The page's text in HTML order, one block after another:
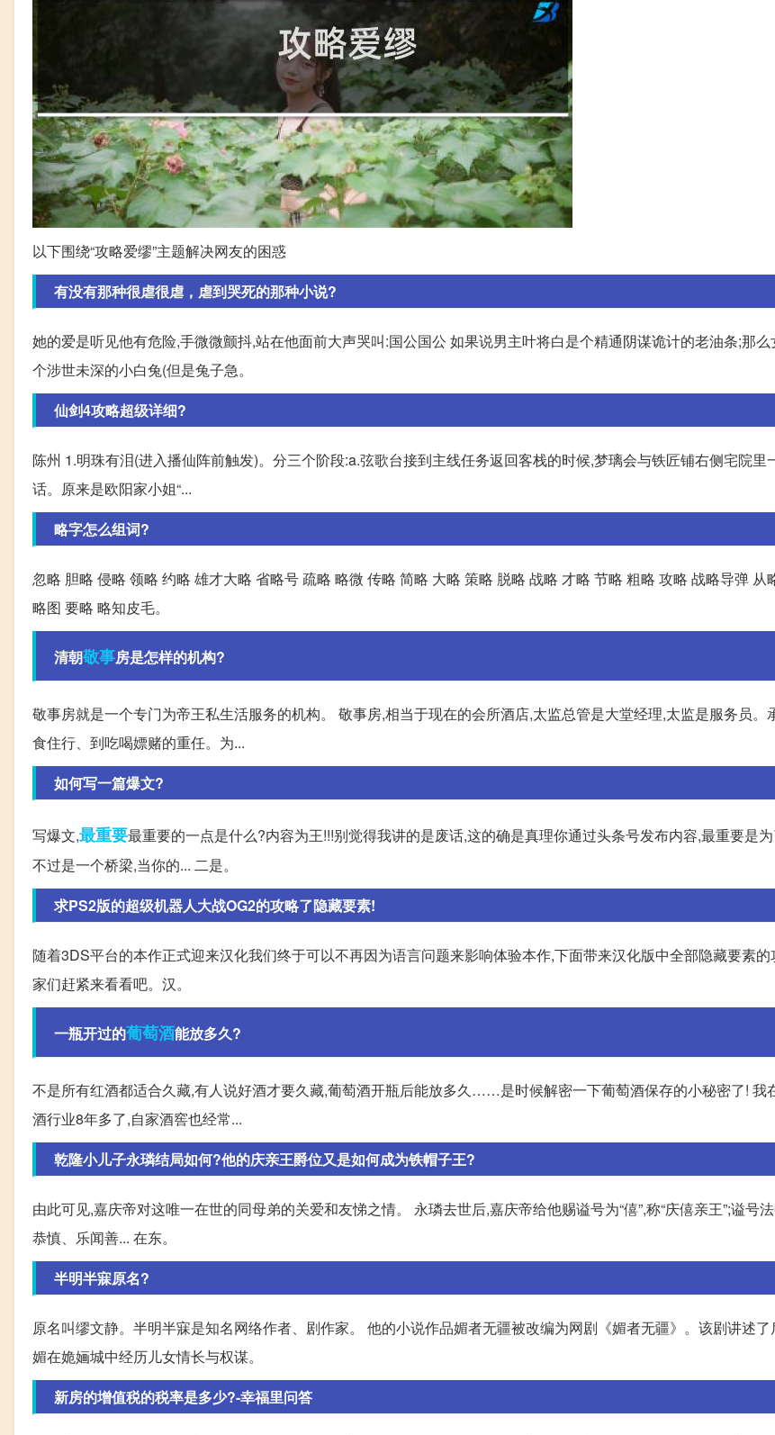
以下围绕“攻略爱缪”主题解决网友的困惑
有没有那种很虐很虐，虐到哭死的那种小说?
她的爱是听见他有危险,手微微颤抖,站在他面前大声哭叫:国公国公 如果说男主叶将白是个精通阴谋诡计的老油条;那
个涉世未深的小白兔(但是兔子急。
仙剑4攻略超级详细?
陈州 1.明珠有泪(进入播仙阵前触发)。分三个阶段:a.弦歌台接到主线任务返回客栈的时候,梦璃会与铁匠铺右侧宅院里
话。原来是欧阳家小姐“...
略字怎么组词?
忽略 胆略 侵略 领略 约略 雄才大略 省略号 疏略 略微 传略 简略 大略 策略 脱略 战略 才略 节略 粗略 攻略 战略导弹 从
略图 要略 略知皮毛。
清朝敬事房是怎样的机构?
敬事房就是一个专门为帝王私生活服务的机构。 敬事房,相当于现在的会所酒店,太监总管是大堂经理,太监是服务员。
食住行、到吃喝嫖赌的重任。为...
如何写一篇爆文?
写爆文,最重要最重要的一点是什么?内容为王!!!别觉得我讲的是废话,这的确是真理你通过头条号发布内容,最重要是
不过是一个桥梁,当你的... 二是。
求PS2版的超级机器人大战OG2的攻略了隐藏要素!
随着3DS平台的本作正式迎来汉化我们终于可以不再因为语言问题来影响体验本作,下面带来汉化版中全部隐藏要素
家们赶紧来看看吧。汉。
一瓶开过的葡萄酒能放多久?
不是所有红酒都适合久藏,有人说好酒才要久藏,葡萄酒开瓶后能放多久……是时候解密一下葡萄酒保存的小秘密了! 我
酒行业8年多了,自家酒窖也经常...
乾隆小儿子永璘结局如何?他的庆亲王爵位又是如何成为铁帽子王?
由此可见,嘉庆帝对这唯一在世的同母弟的关爱和友悌之情。 永璘去世后,嘉庆帝给他赐谥号为“僖”,称“庆僖亲王”;谥号法
恭慎、乐闻善... 在东。
半明半寐原名?
原名叫缪文静。半明半寐是知名网络作者、剧作家。 他的小说作品媚者无疆被改编为网剧《媚者无疆》。该剧讲述
媚在姽婳城中经历儿女情长与权谋。
新房的增值税的税率是多少?-幸福里问答